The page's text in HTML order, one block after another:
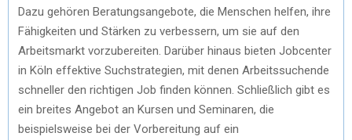
Dazu gehören Beratungsangebote, die Menschen helfen, ihre
Fähigkeiten und Stärken zu verbessern, um sie auf den
Arbeitsmarkt vorzubereiten. Darüber hinaus bieten Jobcenter
in Köln effektive Suchstrategien, mit denen Arbeitssuchende
schneller den richtigen Job finden können. Schließlich gibt es
ein breites Angebot an Kursen und Seminaren, die
beispielsweise bei der Vorbereitung auf ein